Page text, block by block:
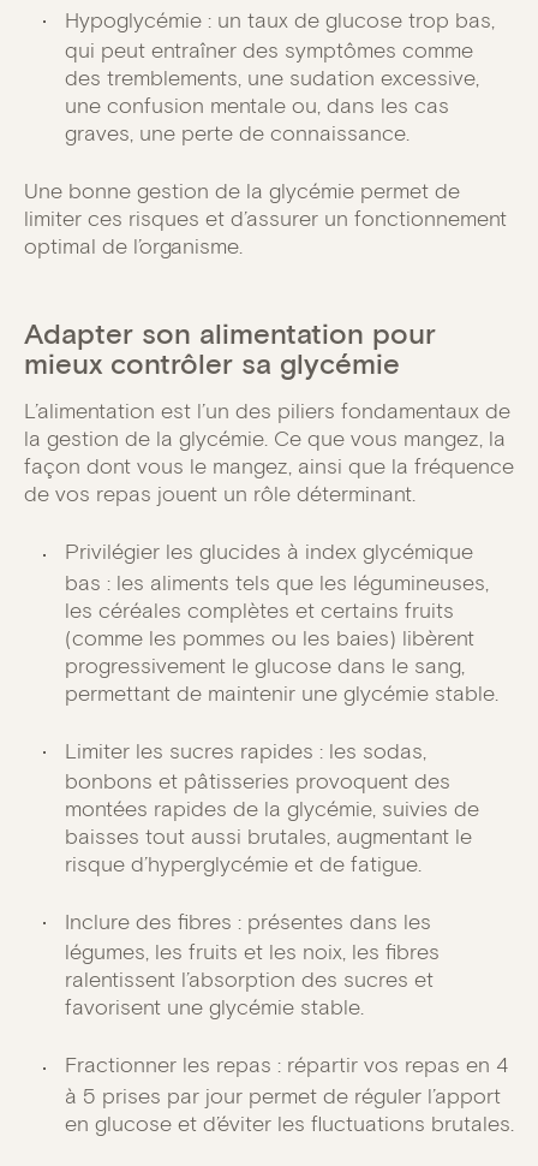
Hypoglycémie : un taux de glucose trop bas,
qui peut entraîner des symptômes comme
des tremblements, une sudation excessive,
une confusion mentale ou, dans les cas
graves, une perte de connaissance.
Une bonne gestion de la glycémie permet de
limiter ces risques et d’assurer un fonctionnement
optimal de l’organisme.
Adapter son alimentation pour
mieux contrôler sa glycémie
L’alimentation est l’un des piliers fondamentaux de
la gestion de la glycémie. Ce que vous mangez, la
façon dont vous le mangez, ainsi que la fréquence
de vos repas jouent un rôle déterminant.
Privilégier les glucides à index glycémique
bas : les aliments tels que les légumineuses,
les céréales complètes et certains fruits
(comme les pommes ou les baies) libèrent
progressivement le glucose dans le sang,
permettant de maintenir une glycémie stable.
Limiter les sucres rapides : les sodas,
bonbons et pâtisseries provoquent des
montées rapides de la glycémie, suivies de
baisses tout aussi brutales, augmentant le
risque d’hyperglycémie et de fatigue.
Inclure des fibres : présentes dans les
légumes, les fruits et les noix, les fibres
ralentissent l’absorption des sucres et
favorisent une glycémie stable.
Fractionner les repas : répartir vos repas en 4
à 5 prises par jour permet de réguler l’apport
en glucose et d’éviter les fluctuations brutales.